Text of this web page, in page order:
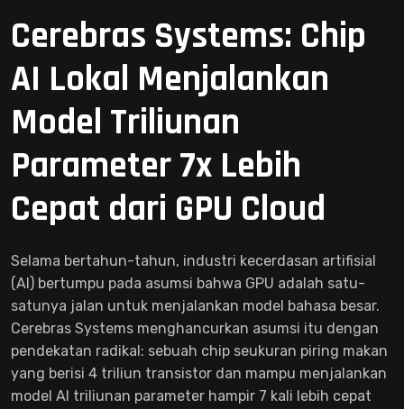
Cerebras Systems: Chip
AI Lokal Menjalankan
Model Triliunan
Parameter 7x Lebih
Cepat dari GPU Cloud
Selama bertahun-tahun, industri kecerdasan artifisial
(AI) bertumpu pada asumsi bahwa GPU adalah satu-
satunya jalan untuk menjalankan model bahasa besar.
Cerebras Systems menghancurkan asumsi itu dengan
pendekatan radikal: sebuah chip seukuran piring makan
yang berisi 4 triliun transistor dan mampu menjalankan
model AI triliunan parameter hampir 7 kali lebih cepat